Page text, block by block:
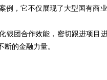
例，它不仅展现了大型国有商
银团合作效能，密切跟进项目
断的金融力量。